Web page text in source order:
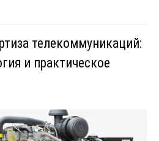
телекоммуникаций:
и практическое